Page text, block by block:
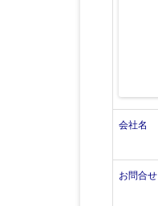
会社名
お問合せ